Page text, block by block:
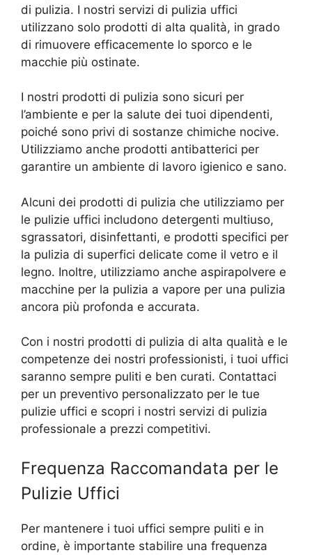
di pulizia. I nostri servizi di pulizia uffici
utilizzano solo prodotti di alta qualità, in grado
di rimuovere efficacemente lo sporco e le
macchie più ostinate.
I nostri prodotti di pulizia sono sicuri per
l’ambiente e per la salute dei tuoi dipendenti,
poiché sono privi di sostanze chimiche nocive.
Utilizziamo anche prodotti antibatterici per
garantire un ambiente di lavoro igienico e sano.
Alcuni dei prodotti di pulizia che utilizziamo per
le pulizie uffici includono detergenti multiuso,
sgrassatori, disinfettanti, e prodotti specifici per
la pulizia di superfici delicate come il vetro e il
legno. Inoltre, utilizziamo anche aspirapolvere e
macchine per la pulizia a vapore per una pulizia
ancora più profonda e accurata.
Con i nostri prodotti di pulizia di alta qualità e le
competenze dei nostri professionisti, i tuoi uffici
saranno sempre puliti e ben curati. Contattaci
per un preventivo personalizzato per le tue
pulizie uffici e scopri i nostri servizi di pulizia
professionale a prezzi competitivi.
Frequenza Raccomandata per le
Pulizie Uffici
Per mantenere i tuoi uffici sempre puliti e in
ordine, è importante stabilire una frequenza